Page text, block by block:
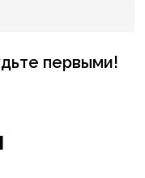
первыми!